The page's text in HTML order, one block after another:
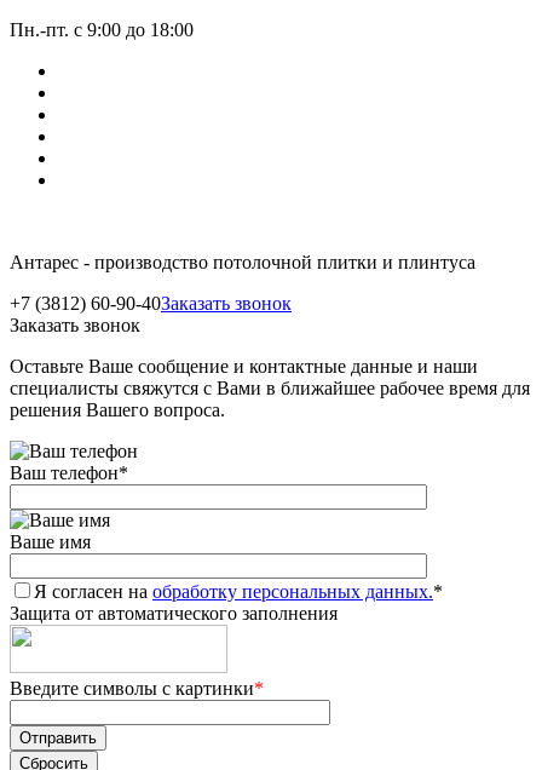
Пн.-пт. с 9:00 до 18:00
Антарес - производство потолочной плитки и плинтуса
+7 (3812) 60-90-40Заказать звонок
Заказать звонок
Оставьте Ваше сообщение и контактные данные и наши
специалисты свяжутся с Вами в ближайшее рабочее время для
решения Вашего вопроса.
Ваш телефон*
Ваше имя
Я согласен на обработку персональных данных.*
Защита от автоматического заполнения
Введите символы с картинки*